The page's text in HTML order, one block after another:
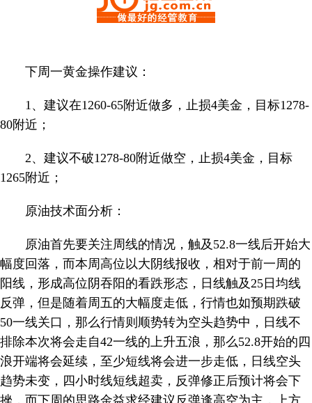
下周一黄金操作建议：
1、建议在1260-65附近做多，止损4美金，目标1278-
80附近；
2、建议不破1278-80附近做空，止损4美金，目标
1265附近；
原油技术面分析：
原油首先要关注周线的情况，触及52.8一线后开始大
幅度回落，而本周高位以大阴线报收，相对于前一周的
阳线，形成高位阴吞阳的看跌形态，日线触及25日均线
反弹，但是随着周五的大幅度走低，行情也如预期跌破
50一线关口，那么行情则顺势转为空头趋势中，日线不
排除本次将会走自42一线的上升五浪，那么52.8开始的四
浪开端将会延续，至少短线将会进一步走低，日线空头
趋势未变，四小时线短线超卖，反弹修正后预计将会下
挫，而下周的思路金益求经建议反弹逢高空为主，上方